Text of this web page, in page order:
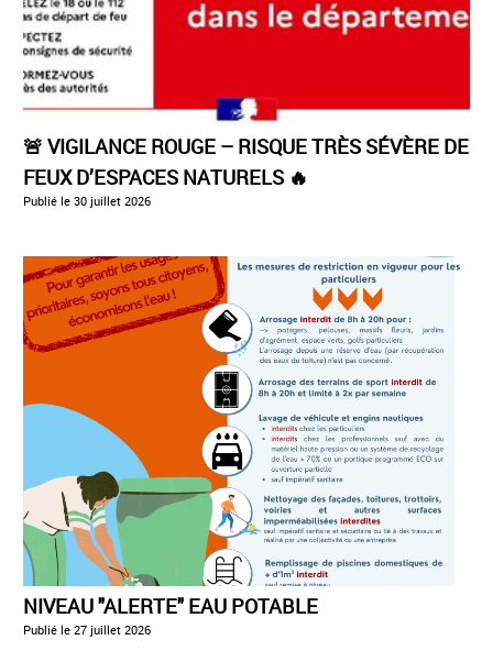
🚨 VIGILANCE ROUGE – RISQUE TRÈS SÉVÈRE DE
FEUX D’ESPACES NATURELS 🔥
Publié le 30 juillet 2026
NIVEAU "ALERTE" EAU POTABLE
Publié le 27 juillet 2026